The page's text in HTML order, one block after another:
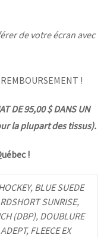
de votre écran avec
!
DE 95,00 $ DANS UN
la plupart des tissus).
!
BLUE SUEDE
SUNRISE,
(DBP), DOUBLURE
FLEECE EX